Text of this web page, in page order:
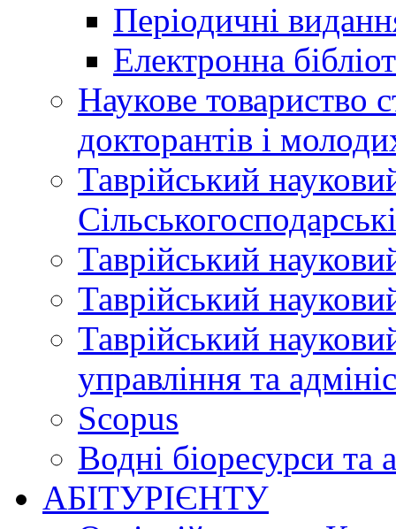
Періодичні
Електронна
Наукове товариство
докторантів і
Таврійський
Таврійський
Таврійський
Таврійський
управління та
Scopus
Водні біоресурси та
АБІТУРІЄНТУ